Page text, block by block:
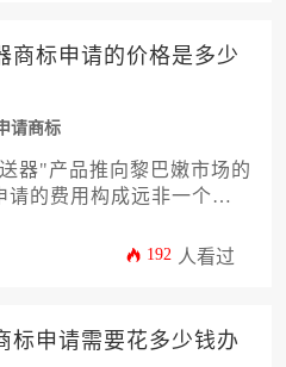
商标申请的价格是多少
请商标
器"产品推向黎巴嫩市场的
的费用构成远非一个简
风险应对等十二个关键维
跨国知识产权布局中做
192 人看过
标申请需要花多少钱办